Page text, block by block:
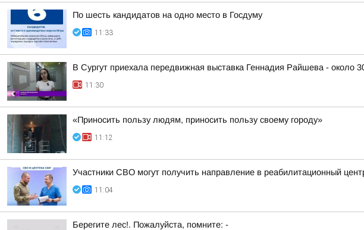
По шесть кандидатов на одно место в Госдуму
11:33
В Сургут приехала передвижная выставка Геннадия Райшева - около
11:30
«Приносить пользу людям, приносить пользу своему городу»
11:12
Участники СВО могут получить направление в реабилитационный
11:04
Берегите лес!. Пожалуйста, помните: -